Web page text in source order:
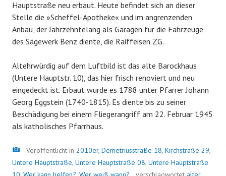
Hauptstraße neu erbaut. Heute befindet sich an dieser
Stelle die »Scheffel-Apotheke« und im angrenzenden
Anbau, der Jahrzehntelang als Garagen für die Fahrzeuge
des Sägewerk Benz diente, die Raiffeisen ZG.
Altehrwürdig auf dem Luftbild ist das alte Barockhaus
(Untere Hauptstr. 10), das hier frisch renoviert und neu
eingedeckt ist. Erbaut wurde es 1788 unter Pfarrer Johann
Georg Eggstein (1740-1815). Es diente bis zu seiner
Beschädigung bei einem Fliegerangriff am 22. Februar 1945
als katholisches Pfarrhaus.
Bild
Veröffentlicht in 2010er, Demetriusstraße 18, Kirchstraße 29,
Untere Hauptstraße, Untere Hauptstraße 08, Untere Hauptstraße